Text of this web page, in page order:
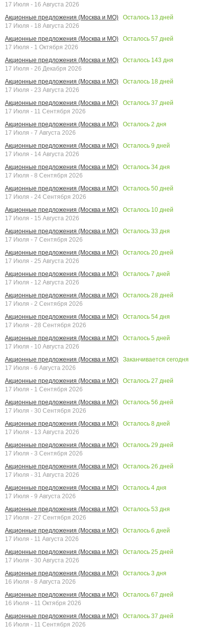
17 Июля - 16 Августа 2026
Акционные предложения (Москва и МО)
Осталось 13 дней
17 Июля - 18 Августа 2026
Акционные предложения (Москва и МО)
Осталось 57 дней
17 Июля - 1 Октября 2026
Акционные предложения (Москва и МО)
Осталось 143 дня
17 Июля - 26 Декабря 2026
Акционные предложения (Москва и МО)
Осталось 18 дней
17 Июля - 23 Августа 2026
Акционные предложения (Москва и МО)
Осталось 37 дней
17 Июля - 11 Сентября 2026
Акционные предложения (Москва и МО)
Осталось 2 дня
17 Июля - 7 Августа 2026
Акционные предложения (Москва и МО)
Осталось 9 дней
17 Июля - 14 Августа 2026
Акционные предложения (Москва и МО)
Осталось 34 дня
17 Июля - 8 Сентября 2026
Акционные предложения (Москва и МО)
Осталось 50 дней
17 Июля - 24 Сентября 2026
Акционные предложения (Москва и МО)
Осталось 10 дней
17 Июля - 15 Августа 2026
Акционные предложения (Москва и МО)
Осталось 33 дня
17 Июля - 7 Сентября 2026
Акционные предложения (Москва и МО)
Осталось 20 дней
17 Июля - 25 Августа 2026
Акционные предложения (Москва и МО)
Осталось 7 дней
17 Июля - 12 Августа 2026
Акционные предложения (Москва и МО)
Осталось 28 дней
17 Июля - 2 Сентября 2026
Акционные предложения (Москва и МО)
Осталось 54 дня
17 Июля - 28 Сентября 2026
Акционные предложения (Москва и МО)
Осталось 5 дней
17 Июля - 10 Августа 2026
Акционные предложения (Москва и МО)
Заканчивается сегодня
17 Июля - 6 Августа 2026
Акционные предложения (Москва и МО)
Осталось 27 дней
17 Июля - 1 Сентября 2026
Акционные предложения (Москва и МО)
Осталось 56 дней
17 Июля - 30 Сентября 2026
Акционные предложения (Москва и МО)
Осталось 8 дней
17 Июля - 13 Августа 2026
Акционные предложения (Москва и МО)
Осталось 29 дней
17 Июля - 3 Сентября 2026
Акционные предложения (Москва и МО)
Осталось 26 дней
17 Июля - 31 Августа 2026
Акционные предложения (Москва и МО)
Осталось 4 дня
17 Июля - 9 Августа 2026
Акционные предложения (Москва и МО)
Осталось 53 дня
17 Июля - 27 Сентября 2026
Акционные предложения (Москва и МО)
Осталось 6 дней
17 Июля - 11 Августа 2026
Акционные предложения (Москва и МО)
Осталось 25 дней
17 Июля - 30 Августа 2026
Акционные предложения (Москва и МО)
Осталось 3 дня
16 Июля - 8 Августа 2026
Акционные предложения (Москва и МО)
Осталось 67 дней
16 Июля - 11 Октября 2026
Акционные предложения (Москва и МО)
Осталось 37 дней
16 Июля - 11 Сентября 2026